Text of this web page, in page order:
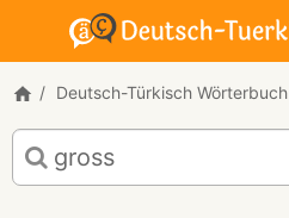
Deutsch-Türkisch Wörterbuch
Deutsch-
Türkisch
Übersetzung